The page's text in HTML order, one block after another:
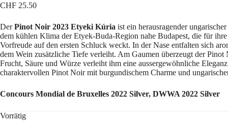
CHF 25.50
DerPinot Noir 2023 Etyeki Kúria ist ein herausragender
dem kühlen Klima der Etyek-Buda-Region nahe Budapest, die für
Vorfreude auf den ersten Schluck weckt. In der Nase entfalten sich
dem Wein zusätzliche Tiefe verleiht. Am Gaumen überzeugt der
Frucht, Säure und Würze verleiht ihm eine aussergewöhnliche
charaktervollen Pinot Noir mit burgundischem Charme und
Concours Mondial de Bruxelles 2022 Silver, DWWA 2022 Silver
Vorrätig